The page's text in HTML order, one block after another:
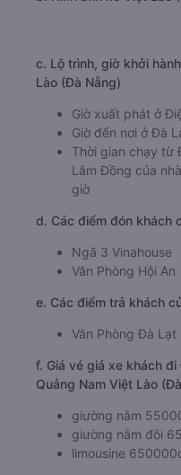
c. Lộ trình, giờ khởi
Lào (Đà Nẵng)
Giờ xuất phát ở
Giờ đến nơi ở Đà
Thời gian chạy từ
Lâm Đồng của
giờ
d. Các điểm đón khách
Ngã 3 Vinahouse
Văn Phòng Hội An
e. Các điểm trả khách
Văn Phòng Đà Lạt
f. Giá vé giá xe khách
Quảng Nam Việt Lào
giường nằm
giường nằm đôi
limousine